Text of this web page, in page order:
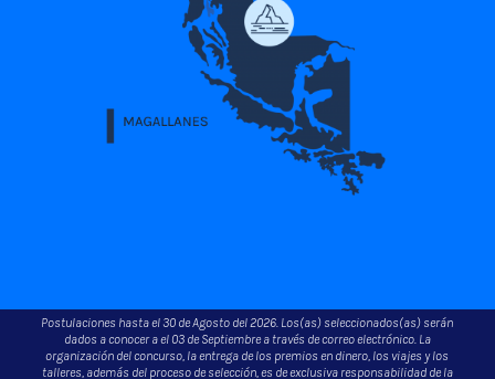
Postulaciones hasta el 30 de Agosto del 2026. Los(as) seleccionados(as) serán
dados a conocer a el 03 de Septiembre a través de correo electrónico. La
organización del concurso, la entrega de los premios en dinero, los viajes y los
talleres, además del proceso de selección, es de exclusiva responsabilidad de la